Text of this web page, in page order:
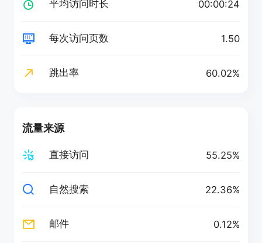
平均访问时长 00:00:24
每次访问页数 1.50
跳出率 60.02%
流量来源
直接访问 55.25%
自然搜索 22.36%
邮件 0.12%